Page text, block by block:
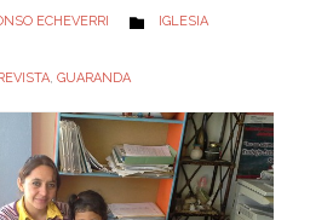
ECHEVERRI  CATEGORY
IGLESIA
, GUARANDA